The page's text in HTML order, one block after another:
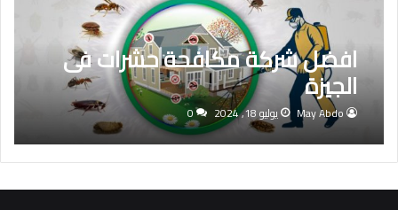
افضل شركة مكافحة حشرات فى
الجيزة
May Abdo يوليو 18, 2024 0